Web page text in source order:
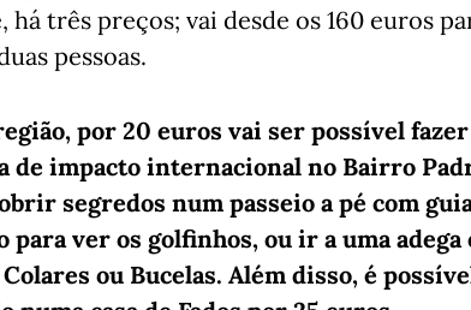
há três preços; vai desde os 160 euros
pessoas.
por 20 euros vai ser possível
de impacto internacional no Bairro
segredos num passeio a pé com
para ver os golfinhos, ou ir a uma adega
ou Bucelas. Além disso, é